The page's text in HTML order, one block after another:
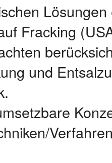
Fracking
und